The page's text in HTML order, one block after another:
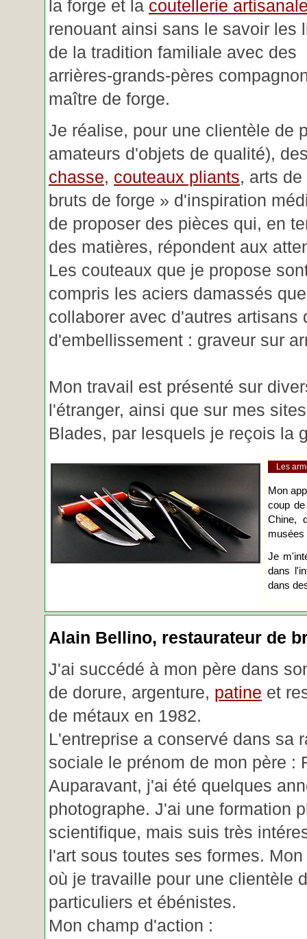
la forge et la coutellerie
renouant ainsi sans le savoir les
de la tradition familiale avec des
arrières-grands-pères
maître de forge.
Je réalise, pour une clientèle de
amateurs d'objets de qualité),
chasse, couteaux pliants, arts
bruts de forge » d'inspiration
de proposer des pièces qui, en
des matières, répondent aux
Les couteaux que je propose
compris les aciers damassés
collaborer avec d'autres artisans
d'embellissement : graveur sur
Mon travail est présenté sur
l'étranger, ainsi que sur mes
Blades, par lesquels je reçois la
Les
Mon
coup
Chine,
musées
Je
dans
dans
Alain Bellino, restaurateur de
J'ai succédé à mon père dans
de dorure, argenture, patine et
de métaux en 1982.
L'entreprise a conservé dans sa
sociale le prénom de mon père :
Auparavant, j'ai été quelques
photographe. J'ai une formation
scientifique, mais suis très
l'art sous toutes ses formes.
où je travaille pour une clientèle
particuliers et ébénistes.
Mon champ d'action :